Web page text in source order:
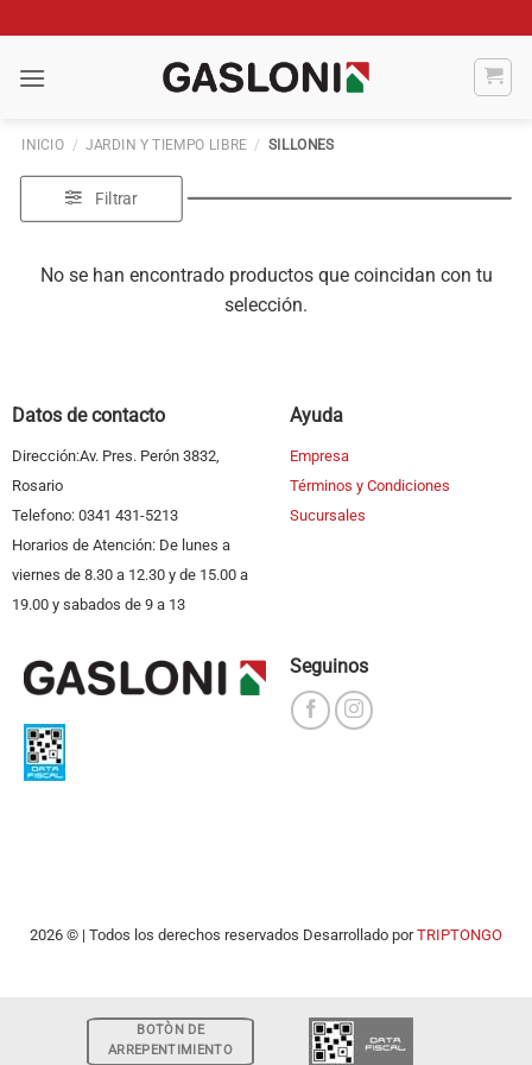
al
contenido
INICIO / JARDIN Y TIEMPO LIBRE / SILLONES
Filtrar
No se han encontrado productos que coincidan con tu
selección.
Datos de contacto
Dirección:Av. Pres. Perón 3832,
Rosario
Telefono: 0341 431-5213
Horarios de Atención: De lunes a
viernes de 8.30 a 12.30 y de 15.00 a
19.00 y sabados de 9 a 13
Ayuda
Empresa
Términos y Condiciones
Sucursales
Seguinos
2026 © | Todos los derechos reservados Desarrollado porTRIPTONGO
BOTÒN DE
ARREPENTIMIENTO